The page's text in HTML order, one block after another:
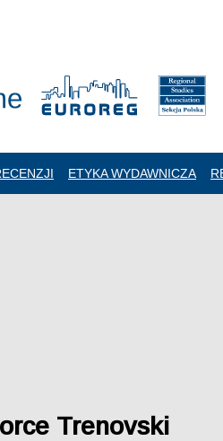
ETYKA WYDAWNICZA
Trenovski